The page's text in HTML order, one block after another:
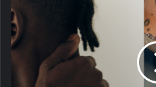
Signature
modern
ve
zamansız
tasarımları